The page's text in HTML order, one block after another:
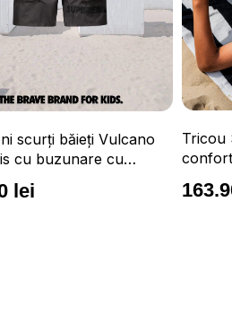
Tricou Surfer băieți gri melanj,
confortabil și cu protecție solară
163.90 lei